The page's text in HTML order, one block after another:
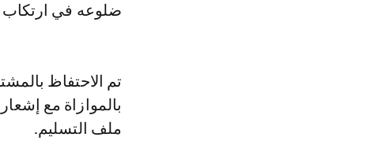
ضلوعه في ارتكاب
تم الاحتفاظ
بالموازاة مع
ملف التسليم.